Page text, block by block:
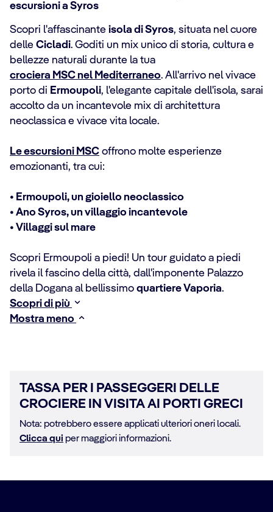
escursioni a Syros
Scopri l'affascinante isola di Syros, situata nel cuore
delle Cicladi. Goditi un mix unico di storia, cultura e
bellezze naturali durante la tua
crociera MSC nel Mediterraneo. All'arrivo nel vivace
porto di Ermoupoli, l'elegante capitale dell'isola, sarai
accolto da un incantevole mix di architettura
neoclassica e vivace vita locale.
Le escursioni MSC offrono molte esperienze
emozionanti, tra cui:
• Ermoupoli, un gioiello neoclassico
• Ano Syros, un villaggio incantevole
• Villaggi sul mare
Scopri Ermoupoli a piedi! Un tour guidato a piedi
rivela il fascino della città, dall'imponente Palazzo
della Dogana al bellissimo quartiere Vaporia.
Scopri di più
Mostra meno
TASSA PER I PASSEGGERI DELLE
CROCIERE IN VISITA AI PORTI GRECI
Nota: potrebbero essere applicati ulteriori oneri locali.
Clicca qui per maggiori informazioni.